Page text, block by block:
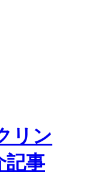
リン
記事